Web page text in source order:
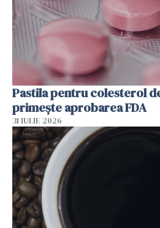
Pastila pentru colesterol
primește aprobarea FDA
31 IULIE 2026